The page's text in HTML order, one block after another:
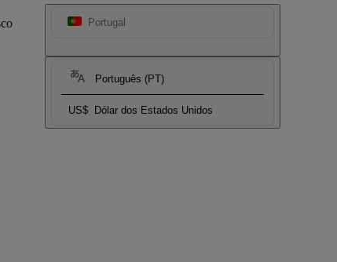
Portugal
Português (PT)
US$ Dólar dos Estados Unidos